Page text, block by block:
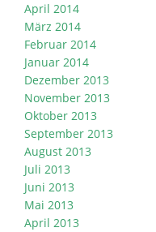
April 2014
März 2014
Februar 2014
Januar 2014
Dezember 2013
November 2013
Oktober 2013
September 2013
August 2013
Juli 2013
Juni 2013
Mai 2013
April 2013